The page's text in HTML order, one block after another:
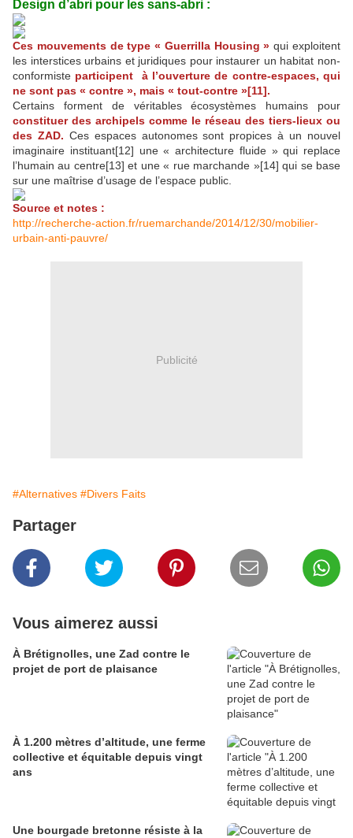
Design d’abri pour les sans-abri :
Ces mouvements de type « Guerrilla Housing » qui exploitent
les interstices urbains et juridiques pour instaurer un habitat non-
conformiste participent à l’ouverture de contre-espaces, qui
ne sont pas « contre », mais « tout-contre »[11].
Certains forment de véritables écosystèmes humains pour
constituer des archipels comme le réseau des tiers-lieux ou
des ZAD. Ces espaces autonomes sont propices à un nouvel
imaginaire instituant[12] une « architecture fluide » qui replace
l’humain au centre[13] et une « rue marchande »[14] qui se base
sur une maîtrise d’usage de l’espace public.
Source et notes :
http://recherche-action.fr/ruemarchande/2014/12/30/mobilier-
urbain-anti-pauvre/
Publicité
#Alternatives #Divers Faits
Partager
Vous aimerez aussi
À Brétignolles, une Zad contre le
projet de port de plaisance
À 1.200 mètres d’altitude, une ferme
collective et équitable depuis vingt
ans
Une bourgade bretonne résiste à la